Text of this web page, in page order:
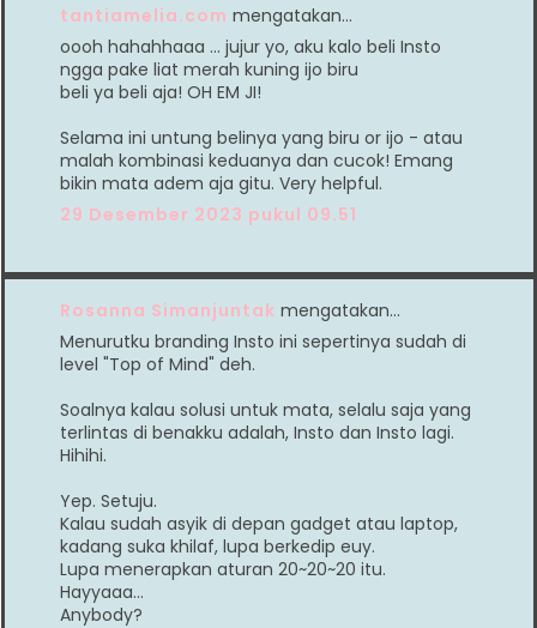
tantiamelia.com mengatakan…
oooh hahahhaaa ... jujur yo, aku kalo beli Insto
ngga pake liat merah kuning ijo biru
beli ya beli aja! OH EM JI!
Selama ini untung belinya yang biru or ijo - atau
malah kombinasi keduanya dan cucok! Emang
bikin mata adem aja gitu. Very helpful.
29 Desember 2023 pukul 09.51
Rosanna Simanjuntak mengatakan…
Menurutku branding Insto ini sepertinya sudah di
level "Top of Mind" deh.
Soalnya kalau solusi untuk mata, selalu saja yang
terlintas di benakku adalah, Insto dan Insto lagi.
Hihihi.
Yep. Setuju.
Kalau sudah asyik di depan gadget atau laptop,
kadang suka khilaf, lupa berkedip euy.
Lupa menerapkan aturan 20~20~20 itu.
Hayyaaa...
Anybody?